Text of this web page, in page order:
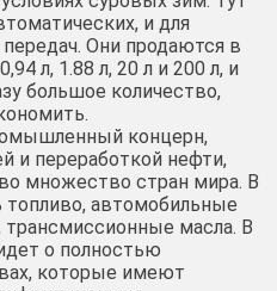
и для
Они продаются в
л, 1.88 л, 20 л и 200 л, и
большое количество,
концерн,
и переработкой нефти,
множество стран мира. В
топливо, автомобильные
масла. В
о полностью
которые имеют